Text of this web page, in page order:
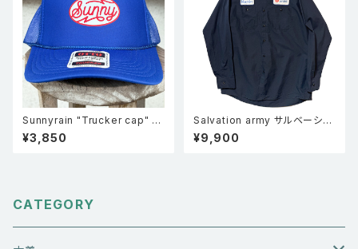
Sunnyrain "Trucker cap" メ
ッシュキャップ ブルー
¥3,850
Salvation army サルベーショ
ンアーミー ユニフォーム 長袖ワ
ークシャツ 紺 L
¥9,900
CATEGORY